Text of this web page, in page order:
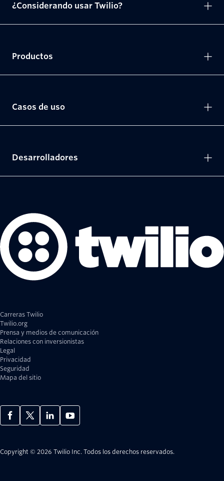
Carreras Twilio
Twilio.org
Prensa y medios de comunicación
Relaciones con inversionistas
Legal
Privacidad
Seguridad
Mapa del sitio
Copyright © 2026 Twilio Inc. Todos los derechos reservados.
¿Considerando usar Twilio?
Productos
Casos de uso
Desarrolladores